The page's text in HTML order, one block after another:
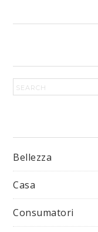
Bellezza
Casa
Consumatori